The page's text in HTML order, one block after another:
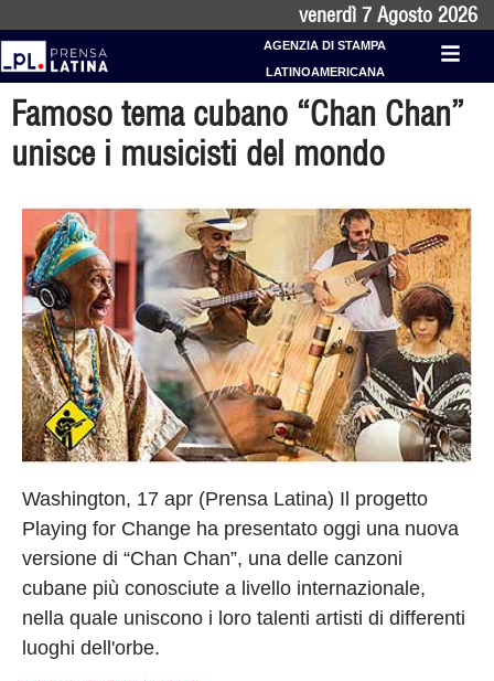
venerdì 7 Agosto 2026
AGENZIA DI STAMPA
LATINOAMERICANA
Famoso tema cubano “Chan Chan”
unisce i musicisti del mondo
Washington, 17 apr (Prensa Latina) Il progetto
Playing for Change ha presentato oggi una nuova
versione di “Chan Chan”, una delle canzoni
cubane più conosciute a livello internazionale,
nella quale uniscono i loro talenti artisti di differenti
luoghi dell'orbe.